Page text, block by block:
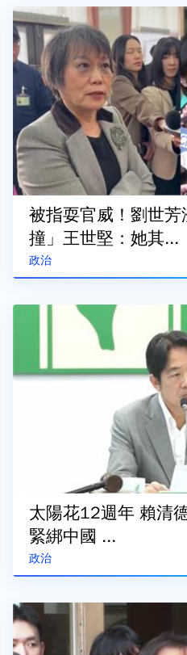
政治
被指耍官威！劉世
撞」王世堅：她其...
政治
太陽花12週年 賴清
緊綁中國 ...